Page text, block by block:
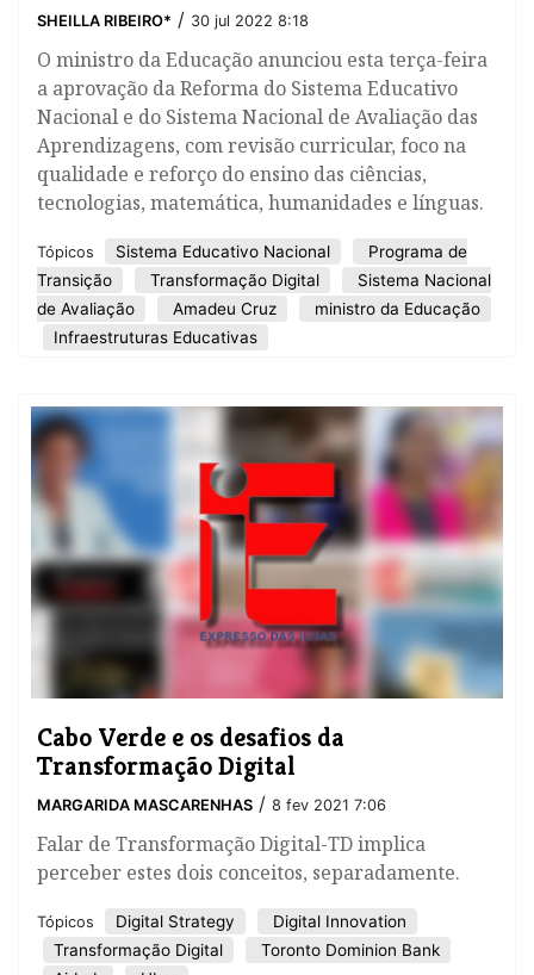
SHEILLA RIBEIRO* / 30 jul 2022 8:18
O ministro da Educação anunciou esta terça-feira
a aprovação da Reforma do Sistema Educativo
Nacional e do Sistema Nacional de Avaliação das
Aprendizagens, com revisão curricular, foco na
qualidade e reforço do ensino das ciências,
tecnologias, matemática, humanidades e línguas.
Tópicos Sistema Educativo Nacional
Programa de
Transição
Transformação Digital
Sistema Nacional
de Avaliação
Amadeu Cruz
ministro da Educação
Infraestruturas Educativas
Cabo Verde e os desafios da
Transformação Digital
MARGARIDA MASCARENHAS / 8 fev 2021 7:06
​Falar de Transformação Digital-TD implica
perceber estes dois conceitos, separadamente.
Tópicos Digital Strategy
Digital Innovation
Transformação Digital
Toronto Dominion Bank